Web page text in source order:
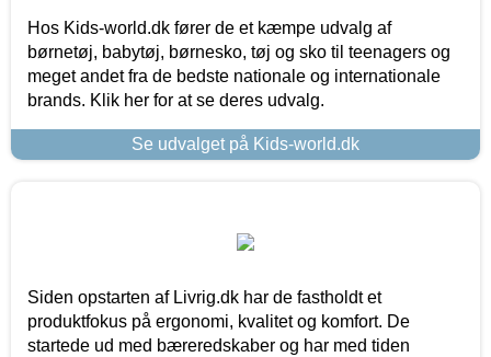
Hos Kids-world.dk fører de et kæmpe udvalg af
børnetøj, babytøj, børnesko, tøj og sko til teenagers og
meget andet fra de bedste nationale og internationale
brands. Klik her for at se deres udvalg.
Se udvalget på Kids-world.dk
Siden opstarten af Livrig.dk har de fastholdt et
produktfokus på ergonomi, kvalitet og komfort. De
startede ud med bæreredskaber og har med tiden